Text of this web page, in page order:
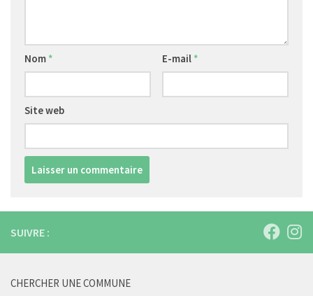
Nom * E-mail *
Site web
SUIVRE :
CHERCHER UNE COMMUNE